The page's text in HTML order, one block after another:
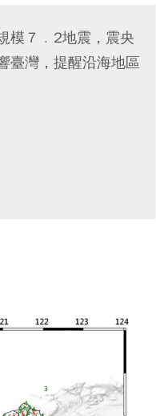
模７﹒2地震，震央
臺灣，提醒沿海地區